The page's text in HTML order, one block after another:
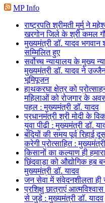
MP Info
राष्ट्रपति श्रीमती मुर्मु ने
खरगोन जिले के श्री कमल
मुख्यमंत्री डॉ. यादव
सम्मिलित हुए
सर्वोच्च न्यायालय के मुख्‍य
मुख्यमंत्री डॉ. यादव ने
भूमिपूजन
हाथकरघा क्षेत्र को
महिलाओं को रोजगार के
पहल : मुख्यमंत्री डॉ. यादव
प्रधानमंत्री श्री मोदी के
युवा पीढ़ी : मुख्यमंत्री डॉ.
बंदियों की समय पूर्व रिहाई
करेगी प्रोत्साहित :
किसानों का कल्याण ही
छिंदवाड़ा को औद्योगिक हब
मुख्यमंत्री डॉ. यादव
जन सेवा में संवेदनशीलता ही
प्रशिक्षु छात्राएं
से जुड़े : मुख्यमंत्री डॉ. यादव